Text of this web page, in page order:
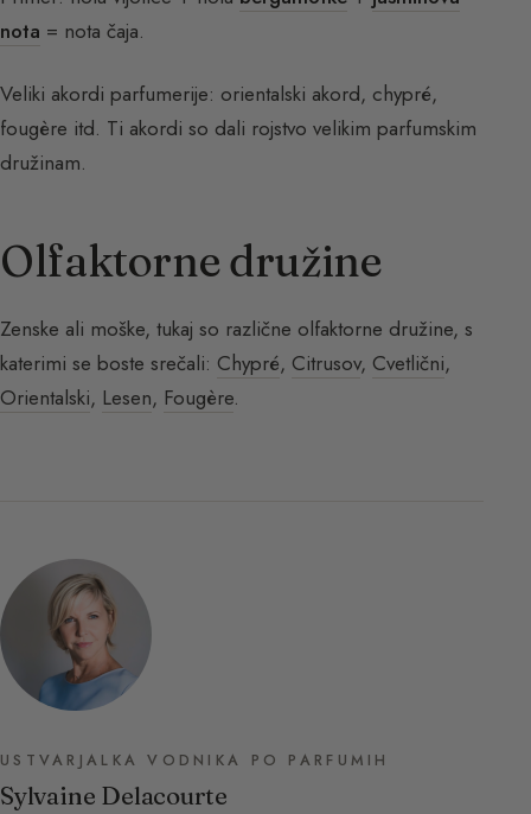
nota = nota čaja.
Veliki akordi parfumerije: orientalski akord, chypré,
fougère itd. Ti akordi so dali rojstvo velikim parfumskim
družinam.
Olfaktorne družine
Zenske ali moške, tukaj so različne olfaktorne družine, s
katerimi se boste srečali: Chypré, Citrusov, Cvetlični,
Orientalski, Lesen, Fougère.
USTVARJALKA VODNIKA PO PARFUMIH
Sylvaine Delacourte